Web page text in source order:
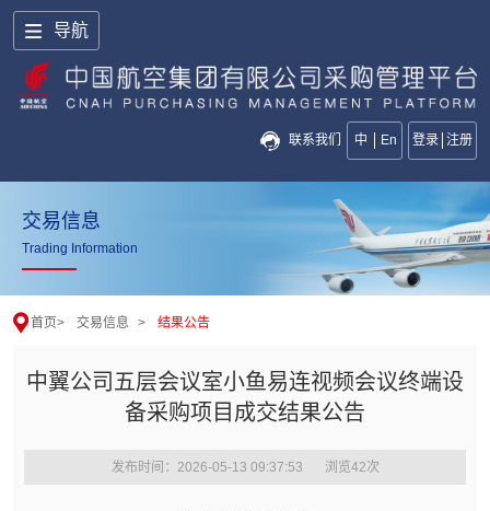
导航
联系我们 中 En 登录 注册
交易信息
Trading Information
首页> 交易信息 > 结果公告
中翼公司五层会议室小鱼易连视频会议终端设
备采购项目成交结果公告
发布时间：2026-05-13 09:37:53 浏览42次